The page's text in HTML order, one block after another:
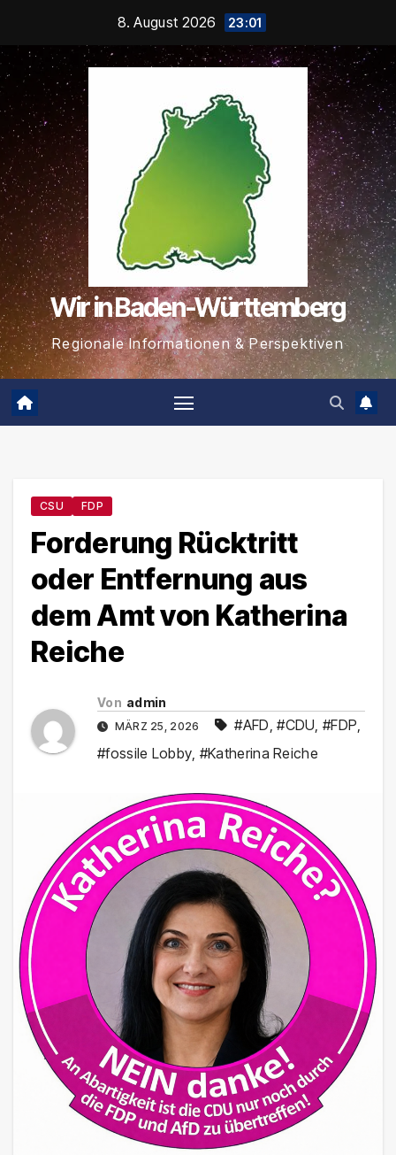
springen
8. August 2026 23:01
Wir in Baden-Württemberg
Regionale Informationen & Perspektiven
CSU FDP
Forderung Rücktritt
oder Entfernung aus
dem Amt von Katherina
Reiche
Von admin
MÄRZ 25, 2026 #AFD,#CDU,#FDP,
#fossile Lobby, #Katherina Reiche